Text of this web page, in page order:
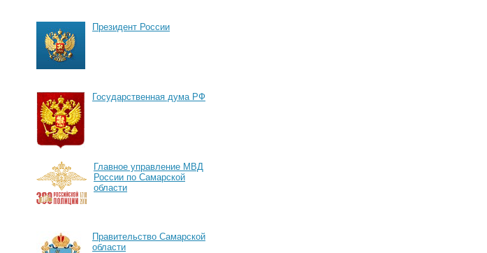
Президент России
Государственная дума РФ
Главное управление МВД
России по Самарской
области
Правительство Самарской
области